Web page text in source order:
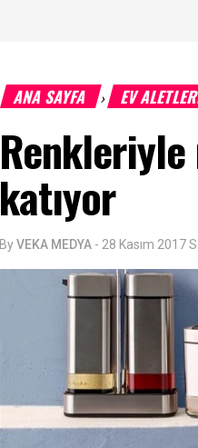
ANA SAYFA › EV
katıyor
ByVEKA MEDYA - 28 Kasım 2017